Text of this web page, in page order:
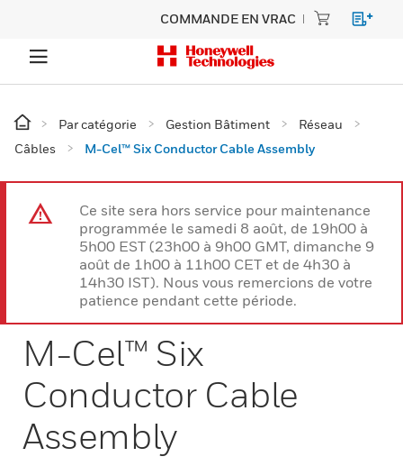
COMMANDE EN VRAC
Par catégorie Gestion Bâtiment
Réseau
Câbles
M-Cel™ Six Conductor Cable Assembly
Ce site sera hors service pour maintenance
programmée le samedi 8 août, de 19h00 à
5h00 EST (23h00 à 9h00 GMT, dimanche 9
août de 1h00 à 11h00 CET et de 4h30 à
14h30 IST). Nous vous remercions de votre
patience pendant cette période.
M-Cel™ Six
Conductor Cable
Assembly